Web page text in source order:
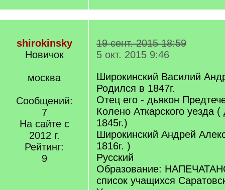
shirokinsky
Новичок
москва
Сообщений:
7
На сайте с
2012 г.
Рейтинг:
9
19 сент. 2015 18:59
5 окт. 2015 9:46
Широкинский Василий
Родился в 1847г.
Отец его - дьякон
Колено Аткарского уезда
1845г.)
Широкинский Андрей
1816г. )
Русский
Образование:
список учащихся